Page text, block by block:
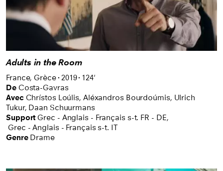
Adults in the Room
France, Grèce 2019 124'
De Costa-Gavras
Avec Chrístos Loúlis, Aléxandros Bourdoúmis, Ulrich
Tukur, Daan Schuurmans
Support Grec - Anglais - Français s-t. FR - DE,
Grec - Anglais - Français s-t. IT
Genre Drame